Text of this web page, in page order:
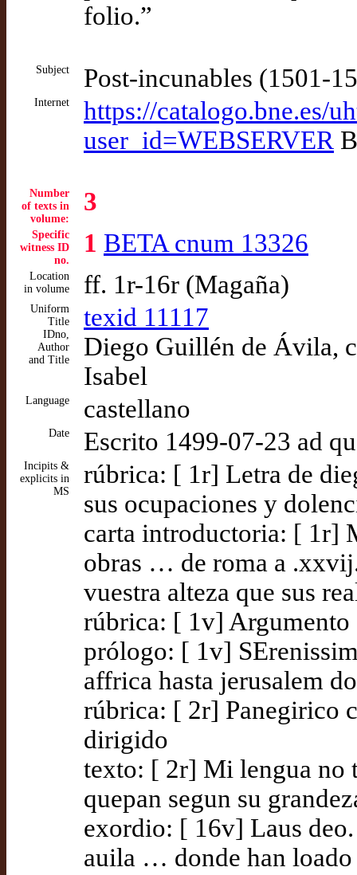
folio.”
Subject Post-incunables (1501-
Internet
https://catalogo.bne.es/
user_id=WEBSERVER
Number
of texts in
volume:
3
Specific
witness ID
no.
1 BETA cnum 13326
Location
in volume
ff. 1r-16r (Magaña)
Uniform
Title
IDno,
Author
and Title
texid 11117
Diego Guillén de Ávila,
Isabel
Language castellano
Date Escrito 1499-07-23 ad
Incipits &
explicits in
MS
rúbrica: [ 1r] Letra de
sus ocupaciones y
carta introductoria: [ 1r]
obras … de roma a
vuestra alteza que sus
rúbrica: [ 1v] Argumento
prólogo: [ 1v]
affrica hasta jerusalem
rúbrica: [ 2r] Panegirico
dirigido
texto: [ 2r] Mi lengua
quepan segun su
exordio: [ 16v] Laus
auila … donde han loado